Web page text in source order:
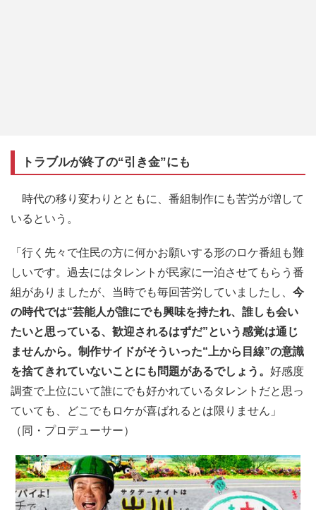
トラブルが終了の“引き金”にも
時代の移り変わりとともに、番組制作にも苦労が増して
いるという。
「行く先々で住民の方に何かお願いする形のロケ番組も難
しいです。過去にはタレントが民家に一泊させてもらう番
組がありましたが、当時でも毎回苦労していましたし、 今
の時代では“芸能人が誰にでも興味を持たれ、誰しも会い
たいと思っている、歓迎されるはずだ”という感覚は通じ
ませんから。制作サイドがそういった“上から目線”の意識
を捨てきれていないことにも問題があるでしょう。 好感度
調査で上位にいて誰にでも好かれているタレントだと思っ
ていても、どこでもロケが喜ばれるとは限りません」
（同・プロデューサー）